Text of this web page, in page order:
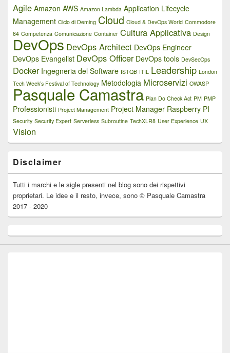
Agile Amazon AWS Amazon Lambda Application Lifecycle
Management Ciclo di Deming Cloud Cloud & DevOps World Commodore
64 Competenza Comunicazione Container Cultura Applicativa Design
DevOps DevOps Architect DevOps Engineer
DevOps Evangelist DevOps Officer DevOps tools DevSecOps
Docker Ingegneria del Software ISTQB ITIL Leadership London
Tech Week’s Festival of Technology Metodologia Microservizi OWASP
Pasquale Camastra Plan Do Check Act PM PMP
Professionisti Project Management Project Manager Raspberry PI
Security Security Expert Serverless Subroutine TechXLR8 User Experience UX
Vision
Disclaimer
Tutti i marchi e le sigle presenti nel blog sono dei rispettivi
proprietari. Le idee e il resto, invece, sono © Pasquale Camastra
2017 - 2020